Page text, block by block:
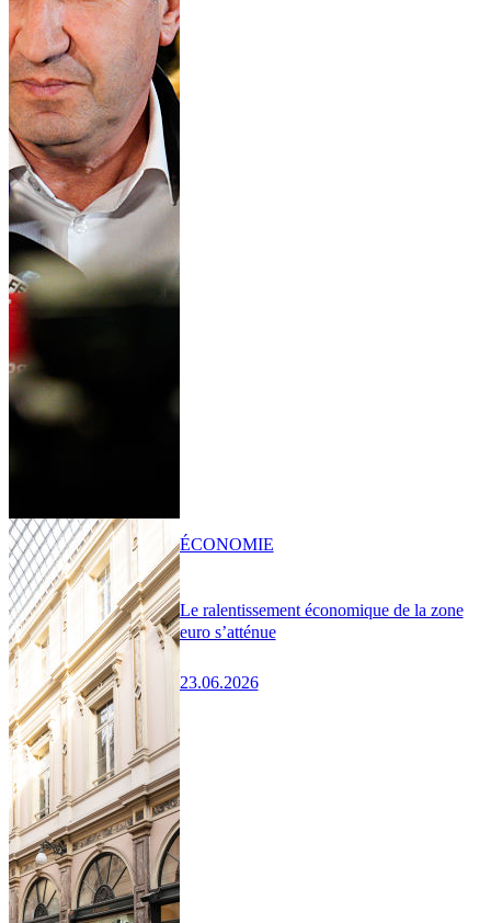
Le ralentissement économique de la zone
euro s’atténue
23.06.2026
ÉCONOMIE